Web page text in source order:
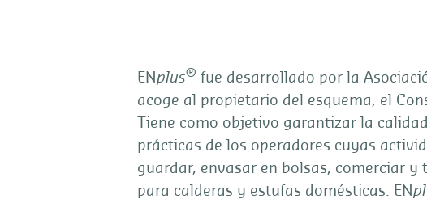
ENplus® fue desarrollado por la
acoge al propietario del esquema, el
Tiene como objetivo garantizar la
prácticas de los operadores cuyas
guardar, envasar en bolsas, comerciar
para calderas y estufas domésticas. EN